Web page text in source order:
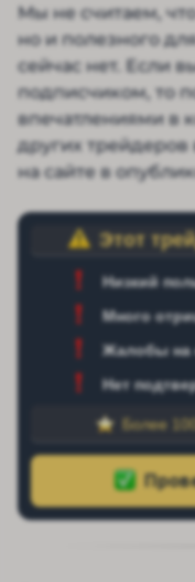
Мы не считаем,
но и полезного
сейчас нет. Если
подписчиком, то
впечатлениями в
других трейдеров
на сайте в
Этот
Низкий
Много
Жалобы на
Нет
Более